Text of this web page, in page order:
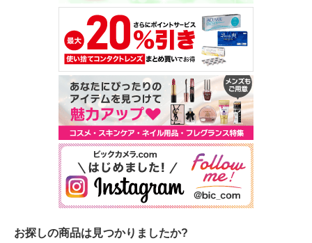
お探しの商品は見つかりましたか?